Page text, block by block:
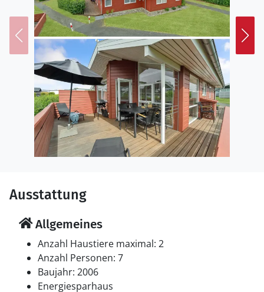
Spazieren Sie zum herrlichen Sandstrand, der
aufgrund seiner geringen Wassertiefe auch für Kinder
ideal geeignet ist. Eine schöne Wanderung führt von
Dageløkke nach Lohals. Lassen Sie sich auf dem
Wanderweg des Inselmeeres von der Insellandschaft
und dem Blick auf Fünen verzaubern.
Genießen Sie Ihren Aufenthalt am Meer in diesem
schönen Ferienhaus!
Ausstattung
Allgemeines
Anzahl Haustiere maximal: 2
Anzahl Personen: 7
Baujahr: 2006
Energiesparhaus